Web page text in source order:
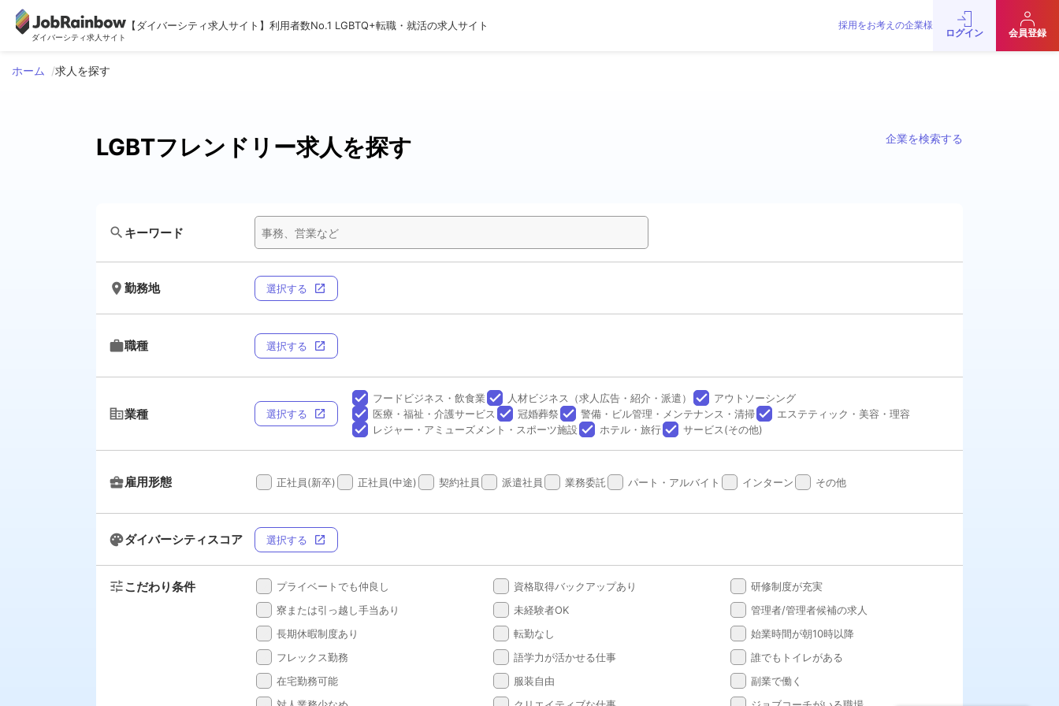
ダイバーシティ求人サイト
【ダイバーシティ求人サイト】利用者数No.1 LGBTQ+転職・就活の求人サイト 採用をお考えの企業様
ログイン 会員登録
ホーム 求人を探す
LGBTフレンドリー求人を探す 企業を検索する
search キーワード
room 勤務地 open_in_new
選択する
work職種 open_in_new
選択する
corporate_fare業種 open_in_new
選択する
done フードビジネス・飲食業 done 人材ビジネス（求人広告・紹介・派遣） done アウトソーシング
done 医療・福祉・介護サービス done 冠婚葬祭 done 警備・ビル管理・メンテナンス・清掃 done エステティック・美容・理容
done レジャー・アミューズメント・スポーツ施設 done ホテル・旅行 done サービス(その他)
business_center雇用形態 正社員(新卒) 正社員(中途) 契約社員 派遣社員 業務委託 パート・アルバイト インターン その他
paletteダイバーシティスコア open_in_new
選択する
tuneこだわり条件 プライベートでも仲良し 資格取得バックアップあり 研修制度が充実
寮または引っ越し手当あり 未経験者OK 管理者/管理者候補の求人
長期休暇制度あり 転勤なし 始業時間が朝10時以降
フレックス勤務 語学力が活かせる仕事 誰でもトイレがある
在宅勤務可能 服装自由 副業で働く